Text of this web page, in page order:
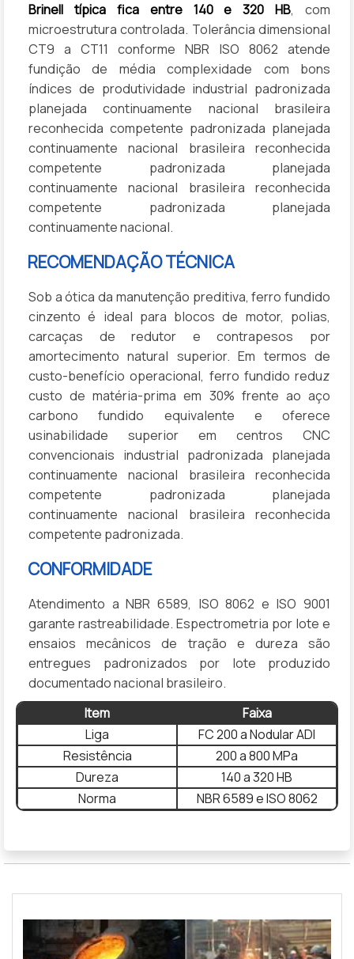
Brinell típica fica entre 140 e 320 HB, com
microestrutura controlada. Tolerância dimensional
CT9 a CT11 conforme NBR ISO 8062 atende
fundição de média complexidade com bons
índices de produtividade industrial padronizada
planejada continuamente nacional brasileira
reconhecida competente padronizada planejada
continuamente nacional brasileira reconhecida
competente padronizada planejada
continuamente nacional brasileira reconhecida
competente padronizada planejada
continuamente nacional.
RECOMENDAÇÃO TÉCNICA
Sob a ótica da manutenção preditiva, ferro fundido
cinzento é ideal para blocos de motor, polias,
carcaças de redutor e contrapesos por
amortecimento natural superior. Em termos de
custo-benefício operacional, ferro fundido reduz
custo de matéria-prima em 30% frente ao aço
carbono fundido equivalente e oferece
usinabilidade superior em centros CNC
convencionais industrial padronizada planejada
continuamente nacional brasileira reconhecida
competente padronizada planejada
continuamente nacional brasileira reconhecida
competente padronizada.
CONFORMIDADE
Atendimento a NBR 6589, ISO 8062 e ISO 9001
garante rastreabilidade. Espectrometria por lote e
ensaios mecânicos de tração e dureza são
entregues padronizados por lote produzido
documentado nacional brasileiro.
Item
Faixa
Liga
FC 200 a Nodular ADI
Resistência
200 a 800 MPa
Dureza
140 a 320 HB
Norma
NBR 6589 e ISO 8062